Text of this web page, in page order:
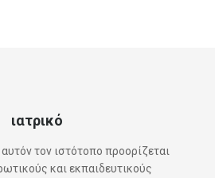
ιατρικό
τον ιστότοπο προορίζεται
και εκπαιδευτικούς